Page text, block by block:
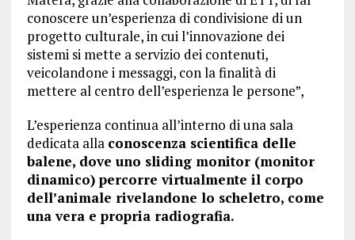
conoscere un’esperienza di condivisione di un
progetto culturale, in cui l’innovazione dei
sistemi si mette a servizio dei contenuti,
veicolandone i messaggi, con la finalità di
mettere al centro dell’esperienza le persone”,
L’esperienza continua all’interno di una sala
dedicata alla conoscenza scientifica delle
balene, dove uno sliding monitor (monitor
dinamico) percorre virtualmente il corpo
dell’animale rivelandone lo scheletro, come
una vera e propria radiografia.